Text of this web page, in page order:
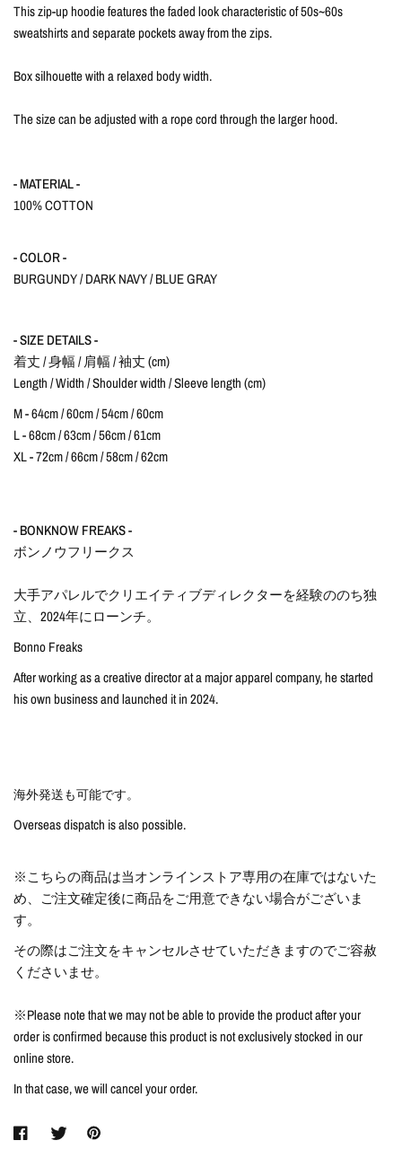
This zip-up hoodie features the faded look characteristic of 50s~60s
sweatshirts and separate pockets away from the zips.
Box silhouette with a relaxed body width.
The size can be adjusted with a rope cord through the larger hood.
- MATERIAL -
100% COTTON
- COLOR -
BURGUNDY / DARK NAVY / BLUE GRAY
- SIZE DETAILS -
着丈 / 身幅 / 肩幅 / 袖丈 (cm)
Length / Width / Shoulder width / Sleeve length (cm)
M - 64cm / 60cm / 54cm / 60cm
L - 68cm / 63cm / 56cm / 61cm
XL - 72cm / 66cm / 58cm / 62cm
- BONKNOW FREAKS -
ボンノウフリークス
大手アパレルでクリエイティブディレクターを経験ののち独
立、2024年にローンチ。
Bonno Freaks
After working as a creative director at a major apparel company, he started
his own business and launched it in 2024.
海外発送も可能です。
Overseas dispatch is also possible.
※こちらの商品は当オンラインストア専用の在庫ではないた
め、ご注文確定後に商品をご用意できない場合がございま
す。
その際はご注文をキャンセルさせていただきますのでご容赦
くださいませ。
※Please note that we may not be able to provide the product after your
order is confirmed because this product is not exclusively stocked in our
online store.
In that case, we will cancel your order.